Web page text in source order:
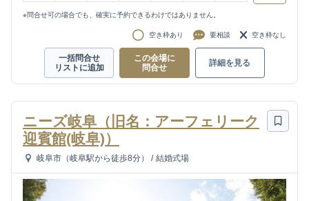
※問合せ可の場合でも、確実に予約できるわけではありません。
空き枠あり 要相談 空き枠なし
一括問合せ
リストに追加
この会場に
問合せ
詳細を見る
ニーズ岐阜（旧名：アーフェリーク
迎賓館(岐阜)）
岐阜市（岐阜駅から徒歩8分） / 結婚式場